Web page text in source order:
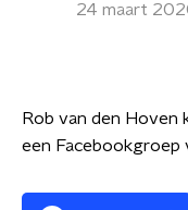
24 maart
Rob van den Hoven
een Facebookgroep